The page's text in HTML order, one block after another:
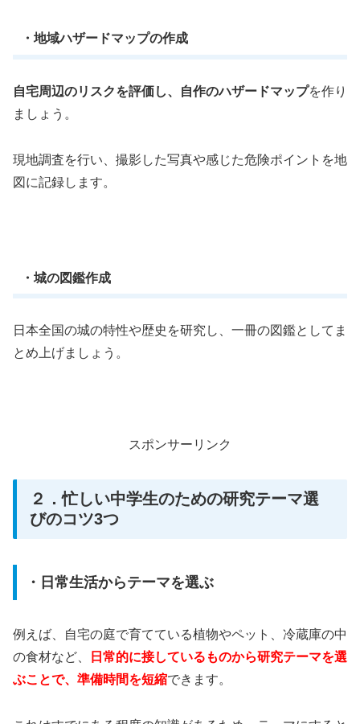
・地域ハザードマップの作成
自宅周辺のリスクを評価し、自作のハザードマップを作り
ましょう。
現地調査を行い、撮影した写真や感じた危険ポイントを地
図に記録します。
・城の図鑑作成
日本全国の城の特性や歴史を研究し、一冊の図鑑としてま
とめ上げましょう。
スポンサーリンク
２．忙しい中学生のための研究テーマ選
びのコツ3つ
・日常生活からテーマを選ぶ
例えば、自宅の庭で育てている植物やペット、冷蔵庫の中
の食材など、
日常的に接しているものから研究テーマを選
ぶことで、準備時間を短縮できます。